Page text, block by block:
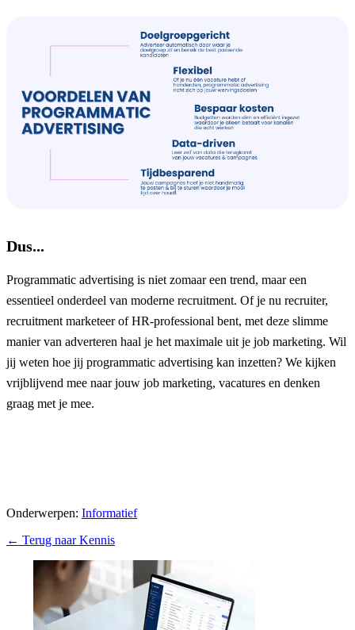
Dus...
Programmatic advertising is niet zomaar een trend, maar een
essentieel onderdeel van moderne recruitment. Of je nu recruiter,
recruitment marketeer of HR-professional bent, met deze slimme
manier van adverteren haal je het maximale uit je job marketing. Wil
jij weten hoe jij programmatic advertising kan inzetten? We kijken
vrijblijvend mee naar jouw job marketing, vacatures en denken
graag met je mee.
Onderwerpen: Informatief
← Terug naar Kennis